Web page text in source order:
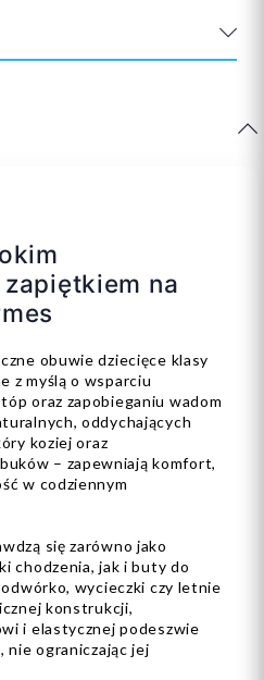
na
obuwie dziecięce klasy
z myślą o wsparciu
oraz zapobieganiu wadom
oddychających
koziej oraz
– zapewniają komfort,
w codziennym
się zarówno jako
chodzenia, jak i buty do
wycieczki czy letnie
konstrukcji,
i elastycznej podeszwie
nie ograniczając jej